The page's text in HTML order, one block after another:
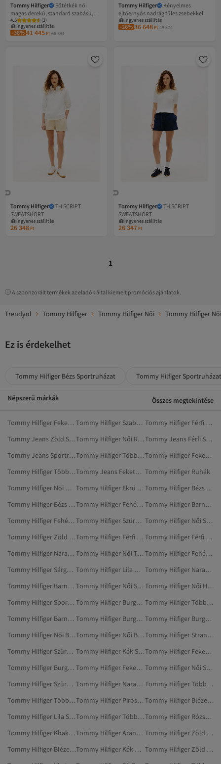
Tommy Hilfiger
Sötétkék női
magas derekú, standard szabású,
nyomott mintás melegítőnadrág REG
MINI CORP SWEATPANTS
4.5 (2)
Legalacsonyabb (30 nap)
Ingyenes szállítás
Legalacsonyabb (30 nap)
-38% 41 445 Ft66 591
Tommy Hilfiger
Kényelmes
ejtőernyős nadrág füles zsebekkel
Legalacsonyabb (30 nap)
Ingyenes szállítás
Legalacsonyabb (30 nap)
-26% 36 648 Ft49 374
Tommy Hilfiger
TH SCRIPT
SWEATSHORT
Ingyenes szállítás
26 348 Ft
Tommy Hilfiger
TH SCRIPT
SWEATSHORT
Ingyenes szállítás
26 347 Ft
1
A szponzorált termékek az eladók által kiemelt promóciós ajánlatok.
Trendyol Tommy Hilfiger Tommy Hilfiger Női Tommy Hilfiger
Ez is érdekelhet
Tommy Hilfiger Bézs Sportruházat Tommy Hilfiger Sportruházat
Népszerű márkák Összes megtekintése
Tommy Hilfiger Fekete Ruházat Tommy Hilfiger Szabadtéri Ruházat
Tommy Hilfiger Férfi Ruházat
Tommy Jeans Zöld Sportruházat
Tommy Hilfiger Női Ruhák
Tommy Jeans Férfi Sportruházat
Tommy Jeans Sportruházat
Tommy Hilfiger Többszínű Otthoni Ruházat
Tommy Hilfiger Fekete Otthoni Ruházat
Tommy Hilfiger Többszínű Ruházat
Tommy Jeans Fekete Sportruházat Tommy Hilfiger Ruhák
Tommy Hilfiger Női Mellények
Tommy Hilfiger Ekrü Ruházat
Tommy Hilfiger Bézs Ruházat
Tommy Hilfiger Bézs Szabadtéri Ruházat
Tommy Hilfiger Fehér Otthoni Ruházat
Tommy Hilfiger Barna Sportzakók
Tommy Hilfiger Fehér Strandruházat
Tommy Hilfiger Szürke Otthoni Ruházat
Tommy Hilfiger Női Sportpólók
Tommy Hilfiger Zöld Strandruházat
Tommy Hilfiger Férfi Otthoni Ruházat
Tommy Hilfiger Férfi Szabadtéri Ruházat
Tommy Hilfiger Narancs Ruházat
Tommy Hilfiger Női Tartozékok
Tommy Hilfiger Fehér Ruházat
Tommy Hilfiger Sárga Ruházat
Tommy Hilfiger Lila Otthoni Ruházat
Tommy Hilfiger Narancs Strandruházat
Tommy Hilfiger Barna Ruházat
Tommy Hilfiger Női Sportmelltartók
Tommy Hilfiger Női Hátizsákok
Tommy Hilfiger Sportmelltartók
Tommy Hilfiger Burgundi Ruházat
Tommy Hilfiger Többszínű Ruhák
Tommy Hilfiger Barna Szabadtéri Ruházat
Tommy Hilfiger Burgundi Tartozékok
Tommy Hilfiger Burgundi Otthoni Ruházat
Tommy Hilfiger Női Blézerek
Tommy Hilfiger Női Blézerek És Mellények
Tommy Hilfiger Strandruházat
Tommy Hilfiger Szürke Strandruházat
Tommy Hilfiger Kék Strandruházat
Tommy Hilfiger Fekete Ruhák
Tommy Hilfiger Burgundi Edzőcipők
Tommy Hilfiger Fekete Tornazsákok
Tommy Hilfiger Női Sport És Szabadtér
Tommy Hilfiger Szürke Edzőcipő
Tommy Hilfiger Narancs Ruhák
Tommy Hilfiger Többszínű Sportpólók
Tommy Hilfiger Többszínű Tartozékok
Tommy Hilfiger Piros Strandruházat
Tommy Hilfiger Blézerek És Mellények
Tommy Hilfiger Lila Strandruházat
Tommy Hilfiger Többszínű Strandruházat
Tommy Hilfiger Rózsaszín Ruházat
Tommy Hilfiger Khaki Strandruházat
Tommy Hilfiger Aranyszínű Ruházat
Tommy Hilfiger Zöld Hátizsákok
Tommy Hilfiger Blézerek
Tommy Hilfiger Kék Otthoni Ruházat
Tommy Hilfiger Zöld Tartozékok